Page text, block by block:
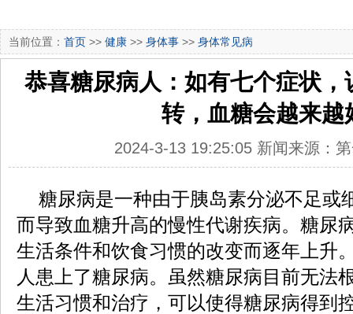
当前位置： 首页 >> 健康 >> 身体事 >> 身体常见病
恭喜糖尿病人：如有七个症状，
转，血糖会越来越
2024-3-13 19:25:05 新闻来源：
糖尿病是一种由于胰岛素分泌不足或
而导致血糖升高的慢性代谢疾病。糖尿
生活条件和饮食习惯的改变而逐年上升
人患上了糖尿病。虽然糖尿病目前无法
生活习惯和治疗，可以使得糖尿病得到